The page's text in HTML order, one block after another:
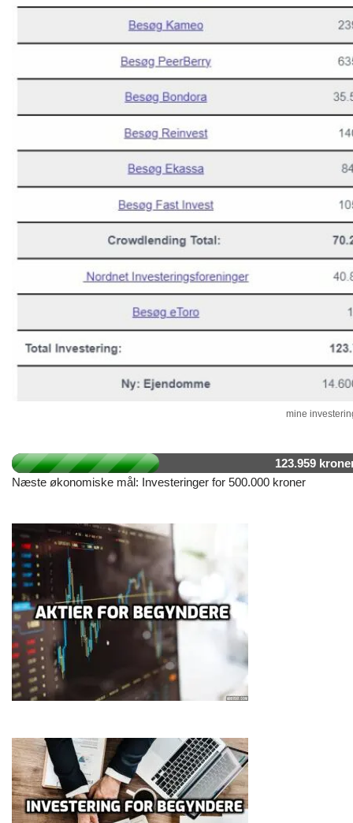
mine
123.959
Næste økonomiske mål: Investeringer for 500.000 kroner